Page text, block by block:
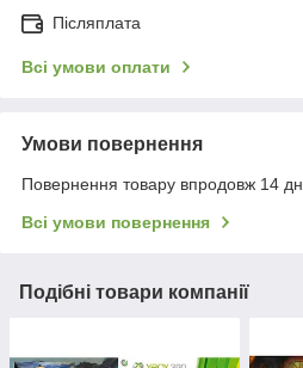
Післяплата
Всі умови оплати
Умови повернення
Повернення товару впродовж 14
Всі умови повернення
Подібні товари компанії